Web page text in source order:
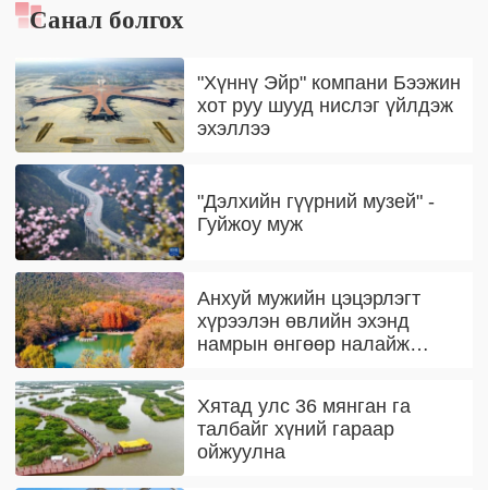
Санал болгох
"Хүннү Эйр" компани Бээжин
хот руу шууд нислэг үйлдэж
эхэллээ
"Дэлхийн гүүрний музей" -
Гуйжоу муж
Анхуй мужийн цэцэрлэгт
хүрээлэн өвлийн эхэнд
намрын өнгөөр налайж
Хятад улс 36 мянган га
талбайг хүний гараар
ойжуулна